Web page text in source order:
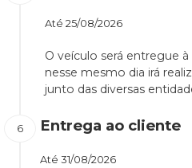
Até 25/08/2026
O veículo será entregue
nesse mesmo dia irá
junto das diversas
Entrega ao cliente
Até 31/08/2026